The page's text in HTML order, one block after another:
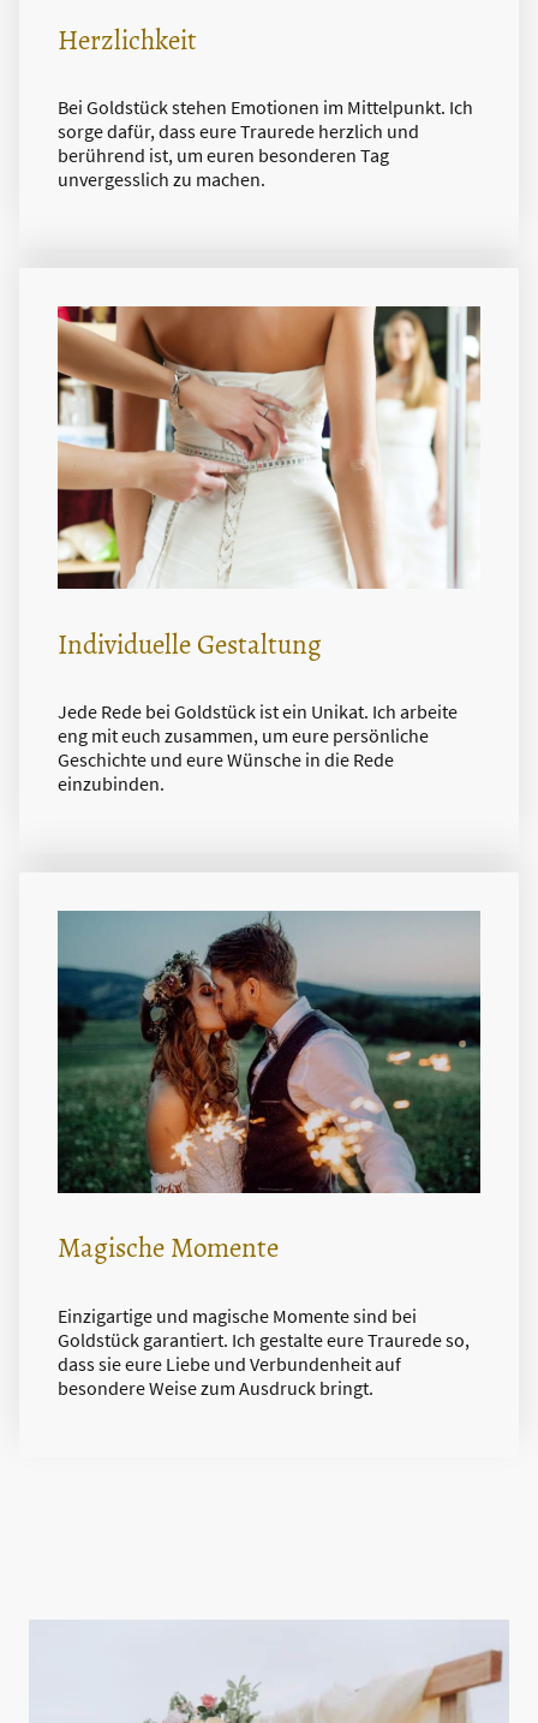
Herzlichkeit
Bei Goldstück stehen Emotionen im Mittelpunkt. Ich
sorge dafür, dass eure Traurede herzlich und
berührend ist, um euren besonderen Tag
unvergesslich zu machen.
Individuelle Gestaltung
Jede Rede bei Goldstück ist ein Unikat. Ich arbeite
eng mit euch zusammen, um eure persönliche
Geschichte und eure Wünsche in die Rede
einzubinden.
Magische Momente
Einzigartige und magische Momente sind bei
Goldstück garantiert. Ich gestalte eure Traurede so,
dass sie eure Liebe und Verbundenheit auf
besondere Weise zum Ausdruck bringt.